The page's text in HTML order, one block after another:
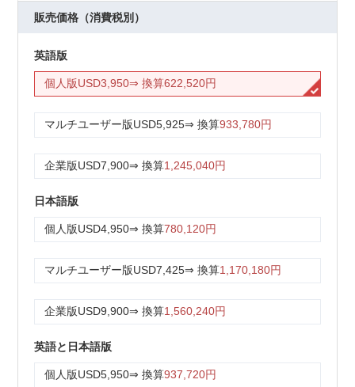
販売価格（消費税別）
英語版
個人版USD3,950⇒ 換算622,520円
マルチユーザー版USD5,925⇒ 換算933,780円
企業版USD7,900⇒ 換算1,245,040円
日本語版
個人版USD4,950⇒ 換算780,120円
マルチユーザー版USD7,425⇒ 換算1,170,180円
企業版USD9,900⇒ 換算1,560,240円
英語と日本語版
個人版USD5,950⇒ 換算937,720円